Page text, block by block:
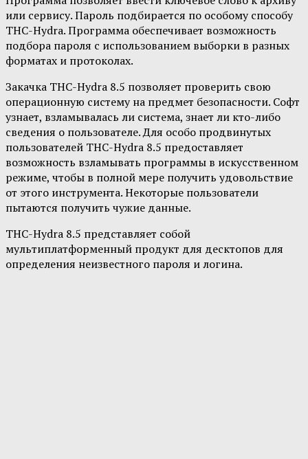
или сервису. Пароль подбирается по особому способу
THC-Hydra. Программа обеспечивает возможность
подбора пароля с использованием выборки в разных
форматах и протоколах.
Закачка THC-Hydra 8.5 позволяет проверить свою
операционную систему на предмет безопасности. Софт
узнает, взламывалась ли система, знает ли кто-либо
сведения о пользователе. Для особо продвинутых
пользователей THC-Hydra 8.5 предоставляет
возможность взламывать программы в искусственном
режиме, чтобы в полной мере получить удовольствие
от этого инструмента. Некоторые пользователи
пытаются получить чужие данные.
THC-Hydra 8.5 представляет собой
мультиплатформенный продукт для десктопов для
определения неизвестного пароля и логина.